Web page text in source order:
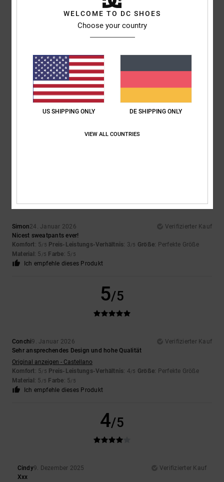
100% unserer Kunden empfehlen dieses Produkt
Größe
Zu klein Zu groß
Simon24. Januar 2026
Verifizierter Kauf
Nicest sweatpants ever!
Komfort: 5/5 Preis-Leistungs-Verhältnis: 3/5 Größe: Perfekte Größe
Material : 5 /5 Farbe: 5/5
Ich empfehle dieses Produkt
5/5
Conchi9. Januar 2026
Verifizierter Kauf
Sehr ansprechendes Design und hohe Qualität
Original anzeigen - Castellano
Komfort: 5/5 Preis-Leistungs-Verhältnis: 4/5 Größe: Perfekte Größe
Material : 5 /5 Farbe: 5/5
Ich empfehle dieses Produkt
4/5
Cindy9. Dezember 2025
Verifizierter Kauf
Xxx
WELCOME TO DC SHOES
Choose your country
US SHIPPING ONLY DE SHIPPING ONLY
VIEW ALL COUNTRIES